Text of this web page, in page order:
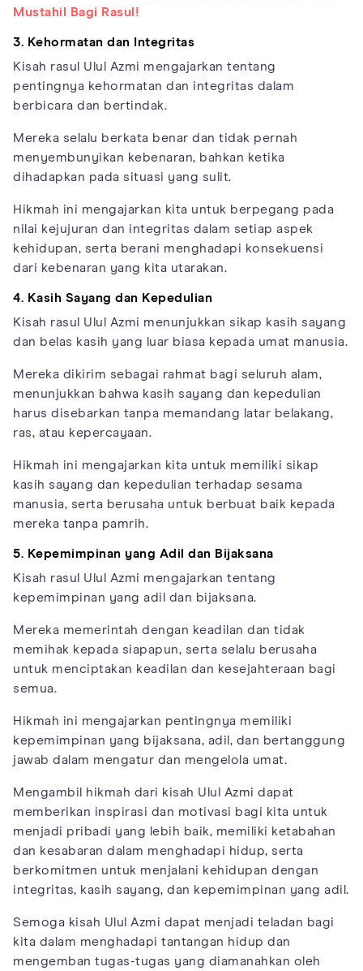
Mustahil Bagi Rasul!
3. Kehormatan dan Integritas
Kisah rasul Ulul Azmi mengajarkan tentang
pentingnya kehormatan dan integritas dalam
berbicara dan bertindak.
Mereka selalu berkata benar dan tidak pernah
menyembunyikan kebenaran, bahkan ketika
dihadapkan pada situasi yang sulit.
Hikmah ini mengajarkan kita untuk berpegang pada
nilai kejujuran dan integritas dalam setiap aspek
kehidupan, serta berani menghadapi konsekuensi
dari kebenaran yang kita utarakan.
4. Kasih Sayang dan Kepedulian
Kisah rasul Ulul Azmi menunjukkan sikap kasih sayang
dan belas kasih yang luar biasa kepada umat manusia.
Mereka dikirim sebagai rahmat bagi seluruh alam,
menunjukkan bahwa kasih sayang dan kepedulian
harus disebarkan tanpa memandang latar belakang,
ras, atau kepercayaan.
Hikmah ini mengajarkan kita untuk memiliki sikap
kasih sayang dan kepedulian terhadap sesama
manusia, serta berusaha untuk berbuat baik kepada
mereka tanpa pamrih.
5. Kepemimpinan yang Adil dan Bijaksana
Kisah rasul Ulul Azmi mengajarkan tentang
kepemimpinan yang adil dan bijaksana.
Mereka memerintah dengan keadilan dan tidak
memihak kepada siapapun, serta selalu berusaha
untuk menciptakan keadilan dan kesejahteraan bagi
semua.
Hikmah ini mengajarkan pentingnya memiliki
kepemimpinan yang bijaksana, adil, dan bertanggung
jawab dalam mengatur dan mengelola umat.
Mengambil hikmah dari kisah Ulul Azmi dapat
memberikan inspirasi dan motivasi bagi kita untuk
menjadi pribadi yang lebih baik, memiliki ketabahan
dan kesabaran dalam menghadapi hidup, serta
berkomitmen untuk menjalani kehidupan dengan
integritas, kasih sayang, dan kepemimpinan yang adil.
Semoga kisah Ulul Azmi dapat menjadi teladan bagi
kita dalam menghadapi tantangan hidup dan
mengemban tugas-tugas yang diamanahkan oleh